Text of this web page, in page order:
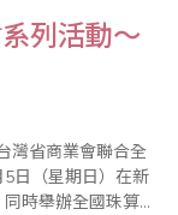
列活動～
灣省商業會聯合全
日（星期日）在新
時舉辦全國珠算比